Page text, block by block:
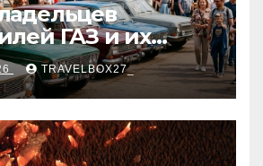
ГАЗ и их
TRAVELBOX27_